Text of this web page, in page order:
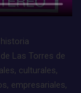
Las Torres de
culturales,
empresariales,